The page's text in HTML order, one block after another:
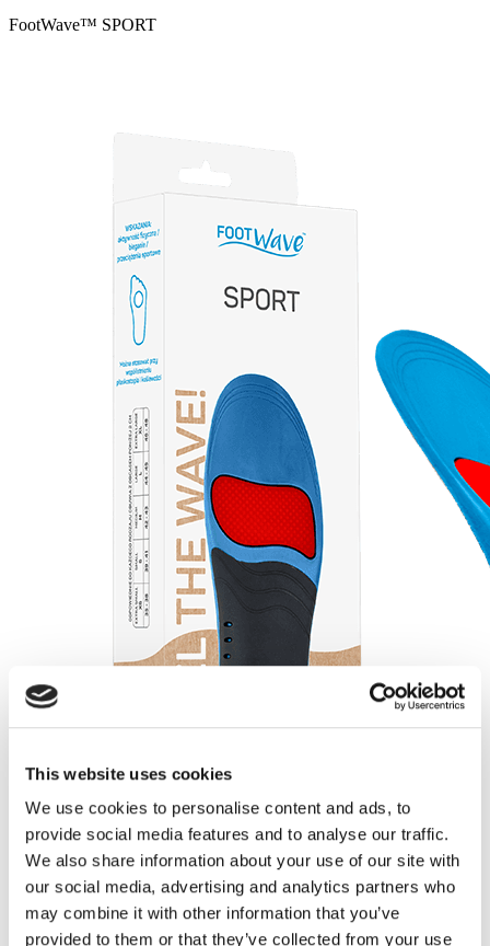
This website uses cookies
We use cookies to personalise content and ads, to
provide social media features and to analyse our traffic.
We also share information about your use of our site with
our social media, advertising and analytics partners who
may combine it with other information that you’ve
provided to them or that they’ve collected from your use
FootWave™ SPORT